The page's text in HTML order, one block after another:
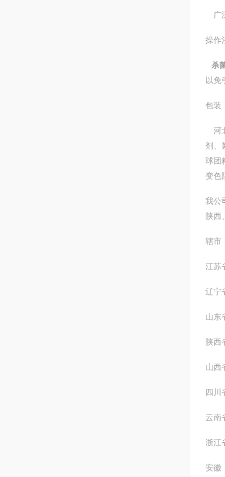
广
操作
杀
以免
包装
河
剂、
球团
变色
我公
陕西
辖市
江苏
辽宁
山东
陕西
山西
四川
云南
浙江
安徽